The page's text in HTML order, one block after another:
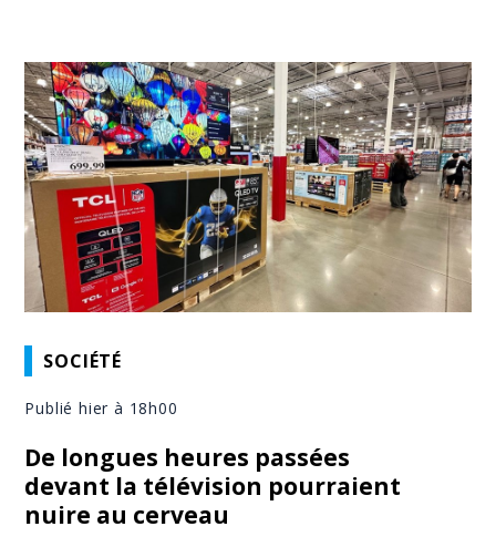
SOCIÉTÉ
Publié hier à 18h00
De longues heures passées
devant la télévision pourraient
nuire au cerveau